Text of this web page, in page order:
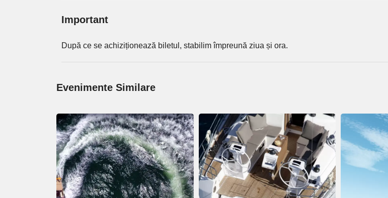
Important
După ce se achiziționează biletul, stabilim împreună ziua și ora.
Evenimente Similare